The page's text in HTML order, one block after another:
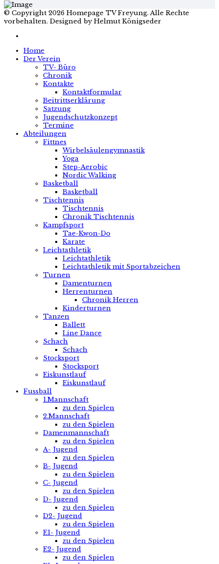
© Copyright 2026 Homepage TV Freyung. Alle Rechte
vorbehalten. Designed by Helmut Königseder
Home
Der Verein
TV- Büro
Chronik
Kontakte
Kontaktformular
Beitrittserklärung
Satzung
Jugendschutzkonzept
Termine
Abteilungen
Fittnes
Wirbelsäulengymnastik
Yoga
Step-Aerobic
Nordic Walking
Basketball
Basketball
Tischtennis
Tischtennis
Chronik Tischtennis
Kampfsport
Tae-Kwon-Do
Karate
Leichtathletik
Leichtathletik
Leichtathletik mit Sportabzeichen
Turnen
Damenturnen
Herrenturnen
Chronik Herren
Kinderturnen
Tanzen
Ballett
Line Dance
Schach
Schach
Stocksport
Stocksport
Eiskunstlauf
Eiskunstlauf
Fussball
1.Mannschaft
zu den Spielen
2.Mannschaft
zu den Spielen
Damenmannschaft
zu den Spielen
A- Jugend
zu den Spielen
B- Jugend
zu den Spielen
C- Jugend
zu den Spielen
D- Jugend
zu den Spielen
D2- Jugend
zu den Spielen
E1- Jugend
zu den Spielen
E2- Jugend
zu den Spielen